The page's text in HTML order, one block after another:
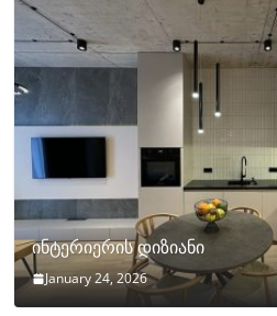
ინტერიერის დიზიანი
January 24, 2026